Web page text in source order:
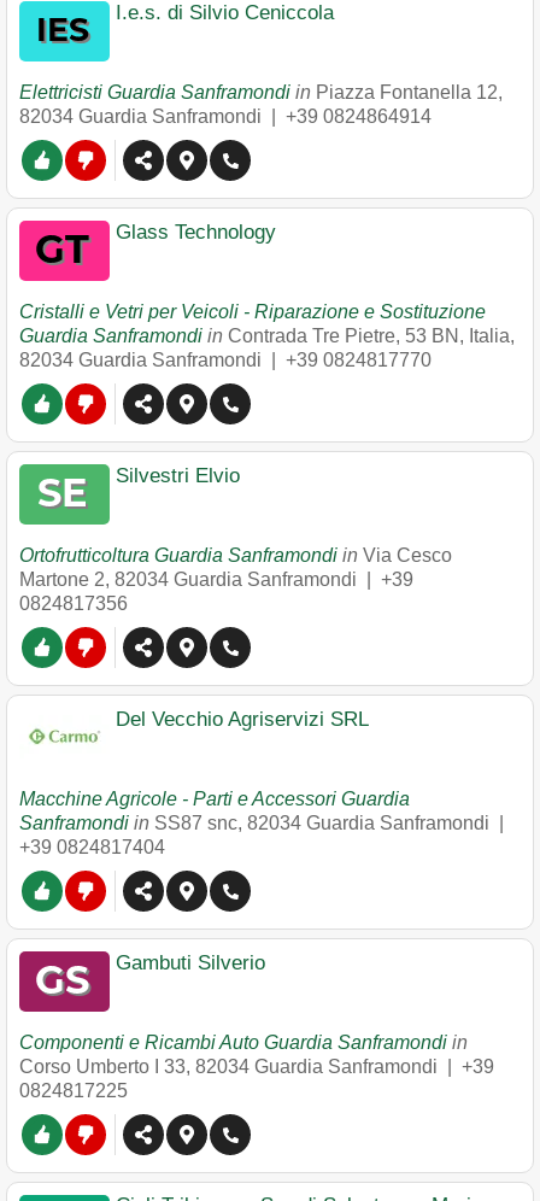
I.e.s. di Silvio Ceniccola
Elettricisti Guardia Sanframondi in Piazza Fontanella 12,
82034 Guardia Sanframondi +39 0824864914
Glass Technology
Cristalli e Vetri per Veicoli - Riparazione e Sostituzione
Guardia Sanframondi in Contrada Tre Pietre, 53 BN, Italia,
82034 Guardia Sanframondi +39 0824817770
Silvestri Elvio
Ortofrutticoltura Guardia Sanframondi in Via Cesco
Martone 2, 82034 Guardia Sanframondi
+39
0824817356
Del Vecchio Agriservizi SRL
Macchine Agricole - Parti e Accessori Guardia
Sanframondi in SS87 snc, 82034 Guardia Sanframondi
+39 0824817404
Gambuti Silverio
Componenti e Ricambi Auto Guardia Sanframondi in
Corso Umberto I 33, 82034 Guardia Sanframondi
+39
0824817225